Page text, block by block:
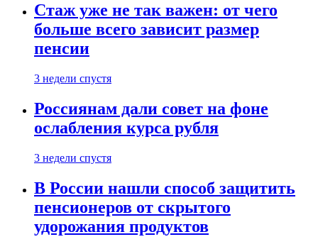
Стаж уже не так важен: от чего
больше всего зависит размер
пенсии
3 недели спустя
Россиянам дали совет на фоне
ослабления курса рубля
3 недели спустя
В России нашли способ защитить
пенсионеров от скрытого
удорожания продуктов